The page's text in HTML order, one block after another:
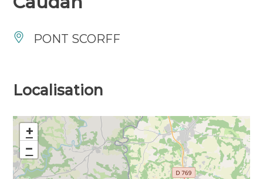
PONT SCORFF
Localisation
+
−